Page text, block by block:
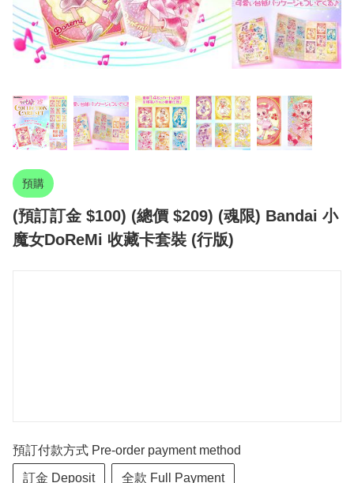
預購
(預訂訂金 $100) (總價 $209) (魂限) Bandai 小
魔女DoReMi 收藏卡套裝 (行版)
預訂付款方式 Pre-order payment method
訂金 Deposit 全款 Full Payment